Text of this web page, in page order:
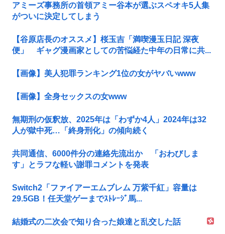
アミーズ事務所の首領アミー谷本が選ぶスペオキ5人集
がついに決定してしまう
【谷原店長のオススメ】桜玉吉「満喫漫玉日記 深夜
便」 ギャグ漫画家としての苦悩経た中年の日常に共...
【画像】美人犯罪ランキング1位の女がヤバいwww
【画像】全身セックスの女www
無期刑の仮釈放、2025年は「わずか4人」2024年は32
人が獄中死…「終身刑化」の傾向続く
共同通信、6000件分の連絡先流出か 「おわびしま
す」とラフな軽い謝罪コメントを発表
Switch2「ファイアーエムブレム 万紫千紅」容量は
29.5GB！任天堂ゲーまでｽﾄﾚｰｼﾞ馬...
結婚式の二次会で知り合った娘達と乱交した話